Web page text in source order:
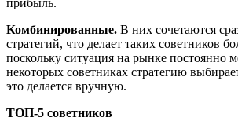
прибыль.
Комбинированные. В них сочетаются
стратегий, что делает таких советников
поскольку ситуация на рынке постоянно
некоторых советниках стратегию
это делается вручную.
ТОП-5 советников